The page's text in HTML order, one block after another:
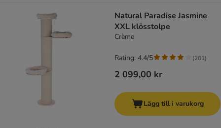
Natural Paradise Jasmine
XXL klösstolpe
Crème
2 099,00 kr
Rating: 4.4/5 (201)
Lägg till i varukorg